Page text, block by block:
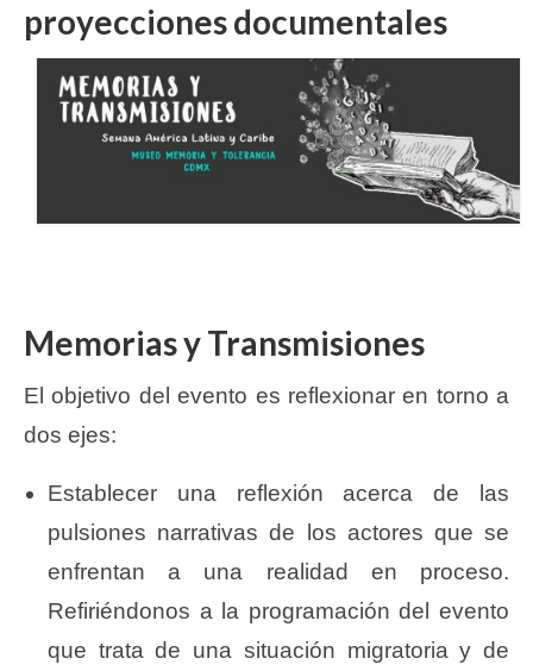
proyecciones documentales
Memorias y Transmisiones
El objetivo del evento es reflexionar en torno a
dos ejes:
Establecer una reflexión acerca de las
pulsiones narrativas de los actores que se
enfrentan a una realidad en proceso.
Refiriéndonos a la programación del evento
que trata de una situación migratoria y de